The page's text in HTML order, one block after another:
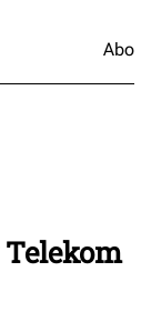
Abo